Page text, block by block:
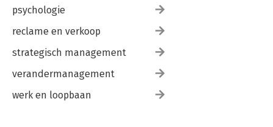
psychologie
reclame en verkoop
strategisch management
verandermanagement
werk en loopbaan